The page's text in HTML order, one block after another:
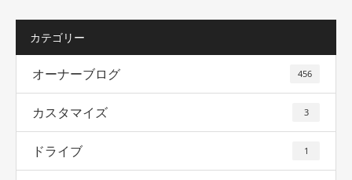
カテゴリー
オーナーブログ 456
カスタマイズ 3
ドライブ 1